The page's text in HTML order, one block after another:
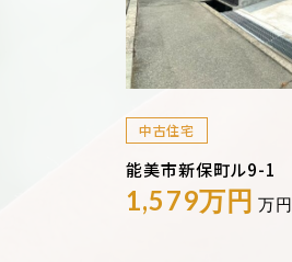
中古住宅
能美市新保町ル9-1
1,579万円 万円